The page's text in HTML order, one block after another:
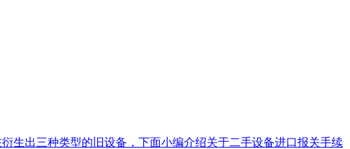
出三种类型的旧设备，下面小编介绍关于二手设备进口报关手续